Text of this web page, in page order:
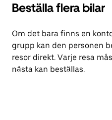
Beställa flera bilar
Om det bara finns en
grupp kan den personen
resor direkt. Varje resa
nästa kan beställas.